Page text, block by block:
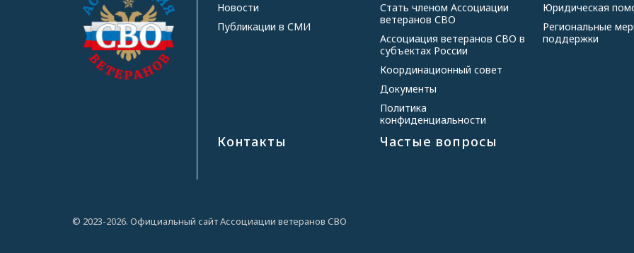
Новости
Публикации в СМИ
Стать членом Ассоциации
ветеранов СВО
Ассоциация ветеранов СВО в
субъектах России
Координационный совет
Документы
Политика
конфиденциальности
Юридическая
Региональные
поддержки
Контакты Частые вопросы
© 2023-2026. Официальный сайт Ассоциации ветеранов СВО